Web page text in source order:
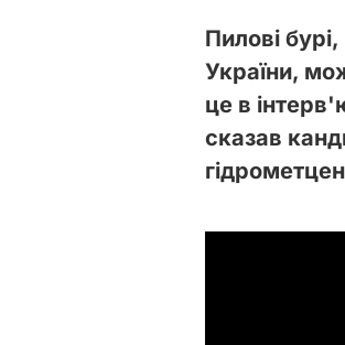
Пилові
України,
це в
сказав